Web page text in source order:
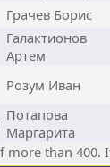
Грачев Борис
Галактионов
Артем
Розум Иван
Потапова
Маргарита
more than 400.